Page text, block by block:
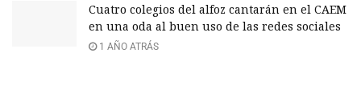
Cuatro colegios del alfoz cantarán en el CAEM
en una oda al buen uso de las redes sociales
1 AÑO ATRÁS